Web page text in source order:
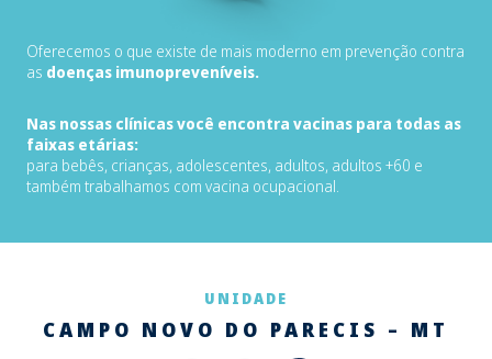
Oferecemos o que existe de mais moderno em prevenção contra
as doenças imunopreveníveis.
Nas nossas clínicas você encontra vacinas para todas as
faixas etárias:
para bebês, crianças, adolescentes, adultos, adultos +60 e
também trabalhamos com vacina ocupacional.
UNIDADE
CAMPO NOVO DO PARECIS – MT